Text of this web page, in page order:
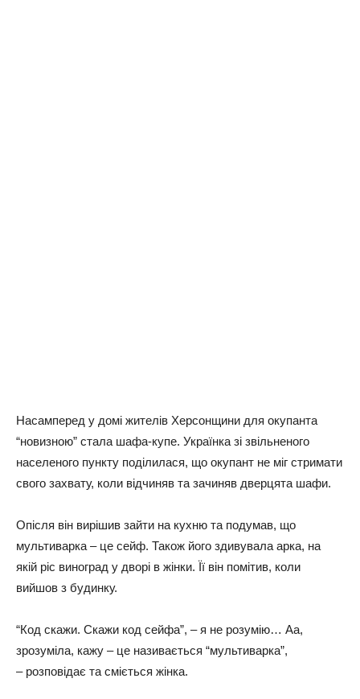
Насамперед у домі жителів Херсонщини для окупанта
“новизною” стала шафа-купе. Українка зі звільненого
населеного пункту поділилася, що окупант не міг стримати
свого захвату, коли відчиняв та зачиняв дверцята шафи.
Опісля він вирішив зайти на кухню та подумав, що
мультиварка – це сейф. Також його здивувала арка, на
якій ріс виноград у дворі в жінки. Її він помітив, коли
вийшов з будинку.
“Код скажи. Скажи код сейфа”, – я не розумію… Аа,
зрозуміла, кажу – це називається “мультиварка”,
– розповідає та сміється жінка.